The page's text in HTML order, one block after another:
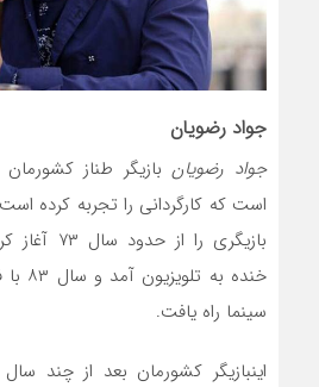
جواد رضویان
جواد رضویانبازیگر طناز کشورمان
است که کارگردانی را تجربه کرده
بازیگری را از حدود سال ۷۳ آغاز کرد و با مجموعه
سینما راه یافت.
اینبازیگر کشورمان بعد از چند